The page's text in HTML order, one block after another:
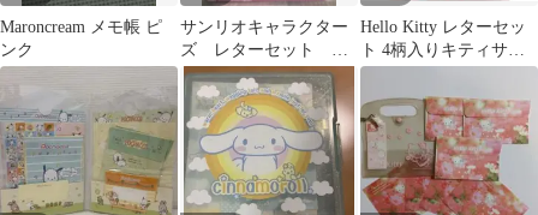
Maroncream メモ帳 ピ
ンク
サンリオキャラクター
ズ レターセット サ
ンリオ 封筒 便箋
新品未開封品
Hello Kitty レターセッ
ト 4柄入りキティサン
リオヒョウ柄ギャル